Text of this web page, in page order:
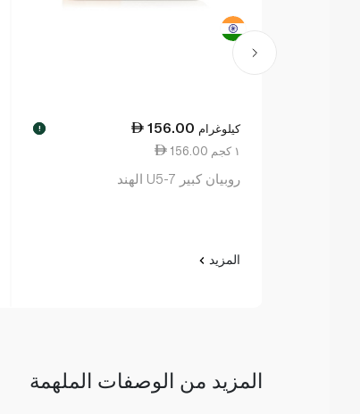
156.00 كيلوغرام !
156.00 ١ كجم
روبيان كبير U5-7 الهند
المزيد
المزيد من الوصفات الملهمة